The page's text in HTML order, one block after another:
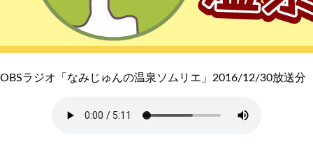
OBSラジオ「なみじゅんの温泉ソムリエ」2016/12/30放送分